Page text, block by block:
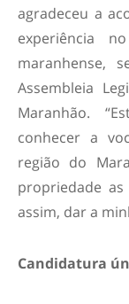
agradeceu a
experiência
maranhense,
Assembleia
Maranhão.
conhecer a
região do
propriedade
assim, dar a
Candidatura